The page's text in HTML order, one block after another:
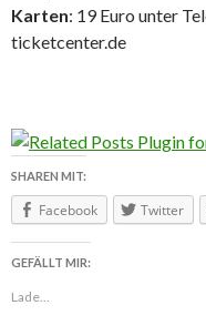
Karten: 19 Euro unter
ticketcenter.de
SHAREN MIT:
Facebook Twitter
GEFÄLLT MIR:
Lade...